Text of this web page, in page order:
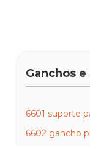
Ganchos
6601 suporte
6602 gancho